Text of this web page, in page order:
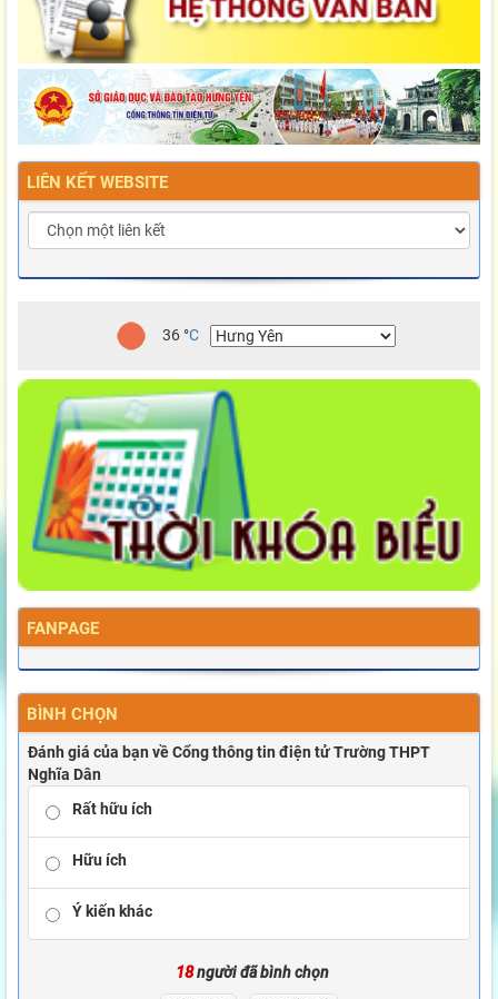
LIÊN KẾT WEBSITE
36°C
FANPAGE
BÌNH CHỌN
Đánh giá của bạn về Cổng thông tin điện tử Trường THPT
Nghĩa Dân
Rất hữu ích
Hữu ích
Ý kiến khác
18người đã bình chọn